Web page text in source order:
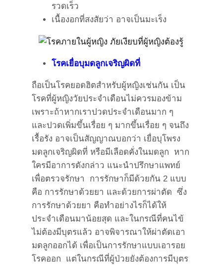
รวดเร็ว
เนื้องอกที่สงสัยว่า อาจเป็นมะเร็ง
โรคเยื่อบุมดลูกเจริญผิดที่
ถือเป็นโรคยอดฮิตสำหรับผู้หญิงเช่นกัน เป็น
โรคที่ผู้หญิงวัยประจำเดือนไม่ควรมองข้าม
เพราะถ้าหากเราปวดประจำเดือนมาก ๆ
และปวดเพิ่มขึ้นเรื่อย ๆ มากขึ้นเรื่อย ๆ จนถึง
เรื้อรัง อาจเป็นสัญญาณบอกว่า เยื่อบุโพรง
มดลูกเจริญผิดที่ หรือมีเลือดคั่งในมดลูก หาก
ใครมีอาการดังกล่าว แนะนำปรึกษาแพทย์
เพื่อตรวจรักษา การรักษาก็มีด้วยกัน 2 แบบ
คือ การรักษาด้วยยา และด้วยการผ่าตัด ซึ่ง
การรักษาด้วยยา คือทำอย่างไรก็ได้ให้
ประจำเดือนมาน้อยสุด และในกรณีที่คนไข้
ไม่ต้องมีบุตรแล้ว อาจพิจารณาให้ผ่าตัดเอา
มดลูกออกได้ เพื่อเป็นการรักษาแบบเอารอย
โรคออก แต่ในกรณีที่ผู้ป่วยยังต้องการมีบุตร